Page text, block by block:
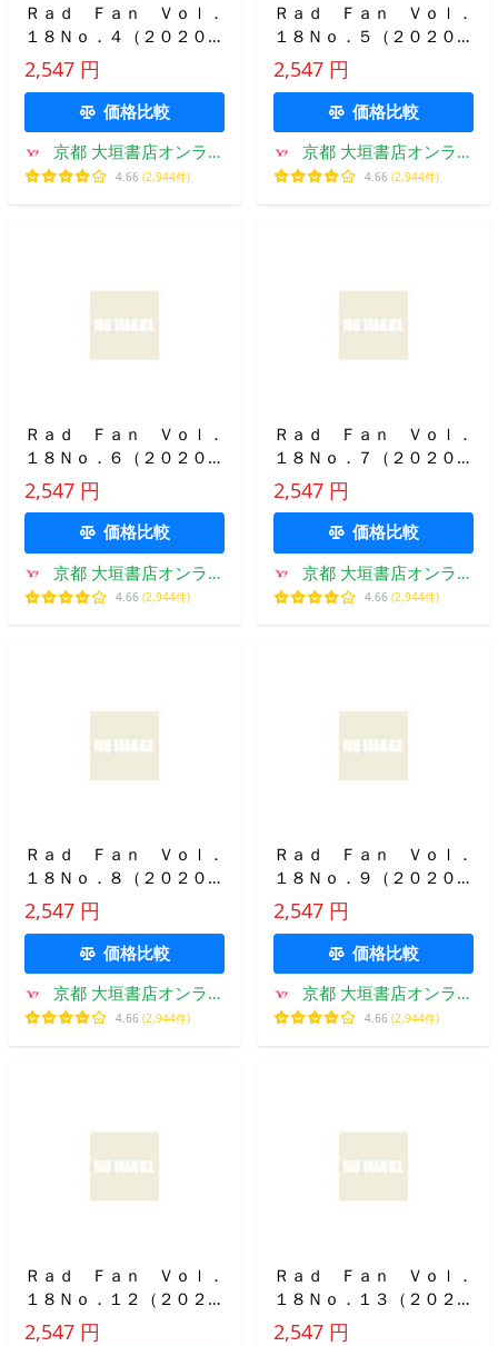
Ｒａｄ Ｆａｎ Ｖｏｌ．
１８Ｎｏ．４（２０２０Ａ
ＰＲＩＬ）
2,547 円
価格比較
京都 大垣書店オンライ
ン
4.66 (2,944件)
Ｒａｄ Ｆａｎ Ｖｏｌ．
１８Ｎｏ．５（２０２０Ｍ
ＡＹ）
2,547 円
価格比較
京都 大垣書店オンライ
ン
4.66 (2,944件)
Ｒａｄ Ｆａｎ Ｖｏｌ．
１８Ｎｏ．６（２０２０Ｊ
ＵＮＥ）
2,547 円
価格比較
京都 大垣書店オンライ
ン
4.66 (2,944件)
Ｒａｄ Ｆａｎ Ｖｏｌ．
１８Ｎｏ．７（２０２０Ｊ
ＵＬＹ）
2,547 円
価格比較
京都 大垣書店オンライ
ン
4.66 (2,944件)
Ｒａｄ Ｆａｎ Ｖｏｌ．
１８Ｎｏ．８（２０２０Ａ
ＵＧＵＳＴ）
2,547 円
価格比較
京都 大垣書店オンライ
ン
4.66 (2,944件)
Ｒａｄ Ｆａｎ Ｖｏｌ．
１８Ｎｏ．９（２０２０Ｓ
ＥＰＴＥＭＢＥＲ）
2,547 円
価格比較
京都 大垣書店オンライ
ン
4.66 (2,944件)
Ｒａｄ Ｆａｎ Ｖｏｌ．
１８Ｎｏ．１２（２０２０
ＮＯＶＥＭＢＥＲ）
2,547 円
Ｒａｄ Ｆａｎ Ｖｏｌ．
１８Ｎｏ．１３（２０２０
ＤＥＣＥＭＢＥＲ）
2,547 円